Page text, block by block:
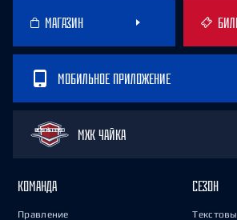
МАГАЗИН
МОБИЛЬНОЕ ПРИЛОЖЕНИЕ
МХК ЧАЙКА
КОМАНДА
Правление
СЕЗОН